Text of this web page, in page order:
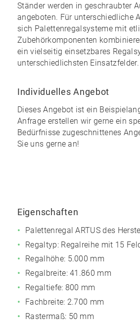
Ständer werden in geschraubter
angeboten. Für unterschiedliche
sich Palettenregalsysteme mit
Zubehörkomponenten
einvielseitig einsetzbares
unterschiedlichsten Einsatzfelder.
Individuelles Angebot
Dieses Angebot ist ein
Anfrage erstellen wir gerne ein
Bedürfnisse zugeschnittenes
Sie uns gerne an!
Eigenschaften
Palettenregal ARTUS des
Regaltyp: Regalreihe mit 15
Regalhöhe: 5.000 mm
Regalbreite: 41.860 mm
Regaltiefe: 800 mm
Fachbreite: 2.700 mm
Rastermaß: 50 mm